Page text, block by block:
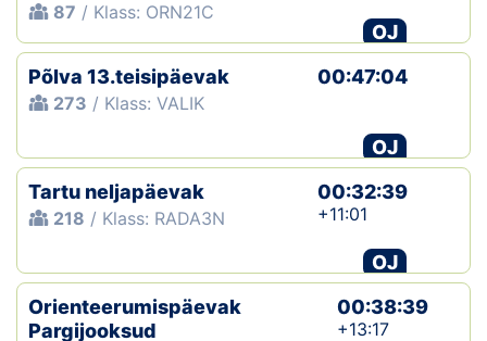
87 / Klass: ORN21C
OJ
Põlva 13.teisipäevak
273 / Klass: VALIK
00:47:04
OJ
Tartu neljapäevak
218 / Klass: RADA3N
00:32:39
+11:01
OJ
Orienteerumispäevak
Pargijooksud
00:38:39
+13:17